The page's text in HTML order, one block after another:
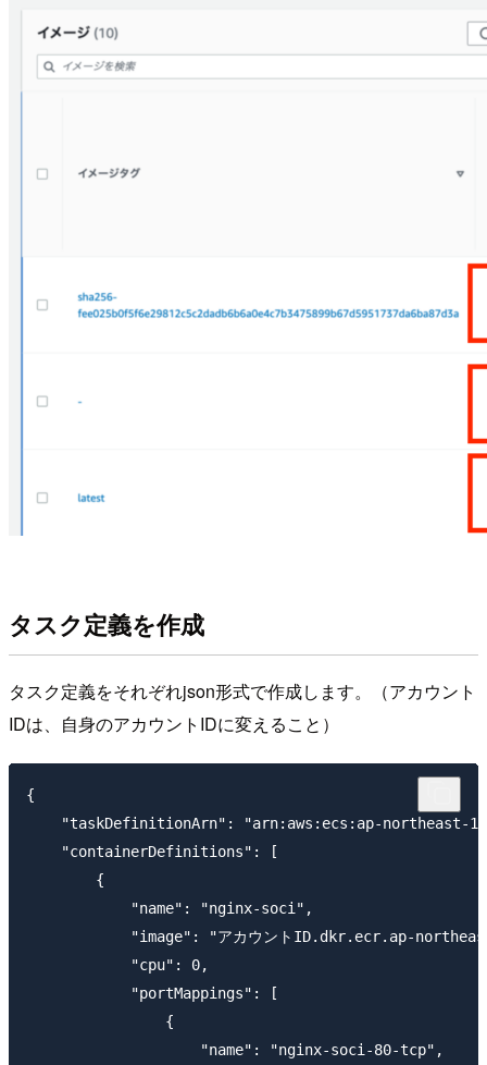
タスク定義を作成
タスク定義をそれぞれjson形式で作成します。（アカウント
IDは、自身のアカウントIDに変えること）
{
"taskDefinitionArn": "arn:aws:ecs:ap-northeast-
    "containerDefinitions": [
        {
            "name": "nginx-soci",
"image": "アカウントID.dkr.ecr.ap-
            "cpu": 0,
            "portMappings": [
                {
                    "name": "nginx-soci-80-tcp",